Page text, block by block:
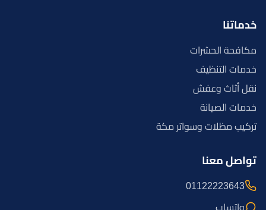
خدماتنا
مكافحة الحشرات
خدمات التنظيف
نقل أثاث وعفش
خدمات الصيانة
تركيب مظلات وسواتر مكة
تواصل معنا
01122223643